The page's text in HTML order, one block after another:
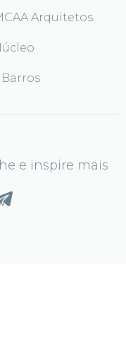
Arquitetos
Barros
e inspire mais